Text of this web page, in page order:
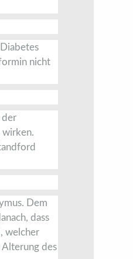
nicht
der
wirken.
Dem
dass
welcher
Alterung des